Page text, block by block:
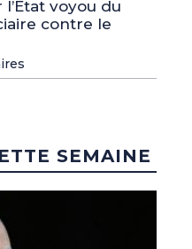
voyou du
contre le
SEMAINE